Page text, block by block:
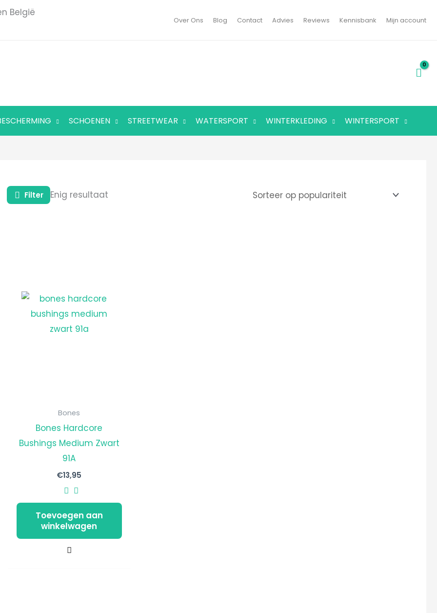
België
Over Ons Blog Contact Advies Reviews Kennisbank Mijn account
SCHOENEN STREETWEAR WATERSPORT WINTERKLEDING WINTERSPORT
Filter Enig resultaat
Bones
Bones Hardcore
Bushings Medium Zwart
91A
€13,95
Toevoegen aan
winkelwagen